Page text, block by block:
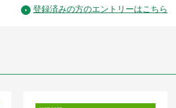
登録済みの方のエントリーはこちら